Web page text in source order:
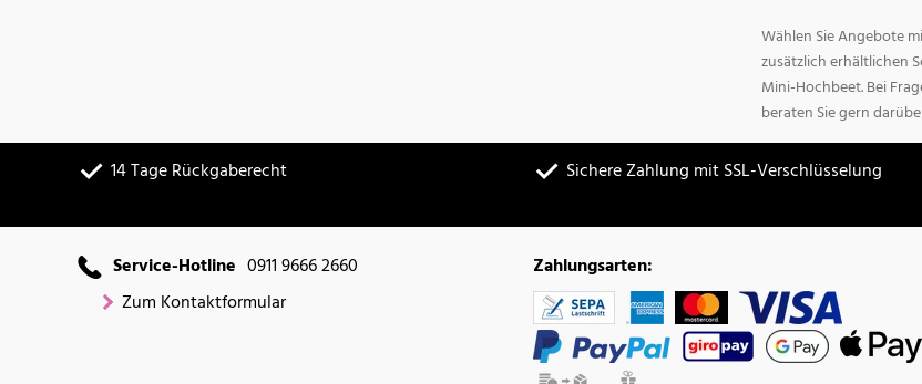
Wählen Sie Angebote
zusätzlich erhältlichen
Mini-Hochbeet. Bei
beraten Sie gern
14 Tage Rückgaberecht Sichere Zahlung mit SSL-Verschlüsselung
Service-Hotline 0911 9666 2660
Zum Kontaktformular
Zahlungsarten: